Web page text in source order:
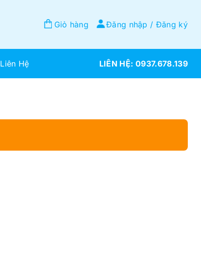
Giỏ hàng Đăng nhập / Đăng ký
Liên Hệ 0937.678.139